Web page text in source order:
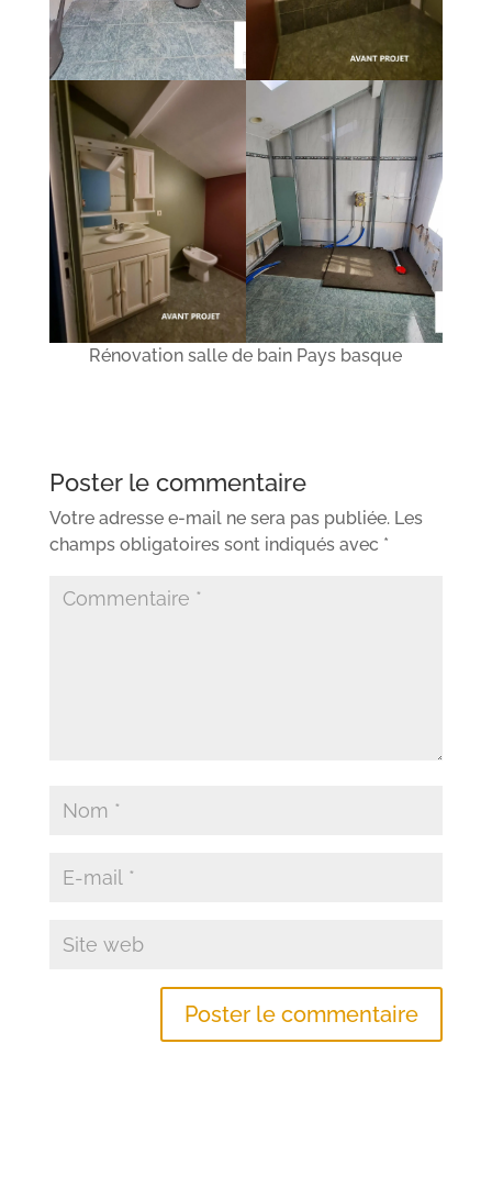
Rénovation salle de bain Pays basque
Poster le commentaire
Votre adresse e-mail ne sera pas publiée. Les
champs obligatoires sont indiqués avec *